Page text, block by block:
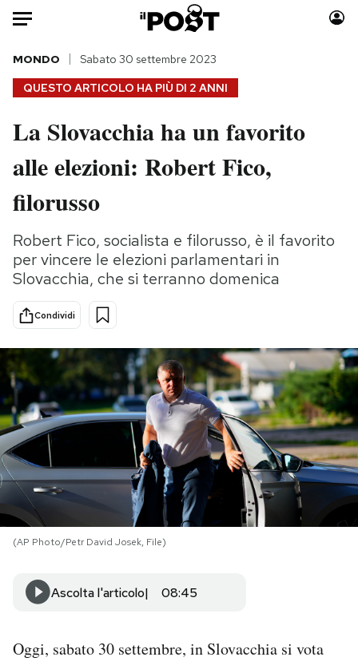
Auto
HOME
Italia
Politica
Tecnologia
Scienza
Cultura
Sport
Moda
Consumismi
Media
Europa
PODCAST
NEWSLETTER
I MIEI PREFERITI
SHOP
CALENDARIO
AREA PERSONALE
QUESTO ARTICOLO HA PIÙ DI 2 ANNI
MONDO Sabato 30 settembre 2023
La Slovacchia ha un favorito
alle elezioni: Robert Fico,
filorusso
Robert Fico, socialista e filorusso, è il favorito
per vincere le elezioni parlamentari in
Slovacchia, che si terranno domenica
Condividi
(AP Photo/Petr David Josek, File)
Ascolta l'articolo 08:45
Oggi, sabato 30 settembre, in Slovacchia si vota